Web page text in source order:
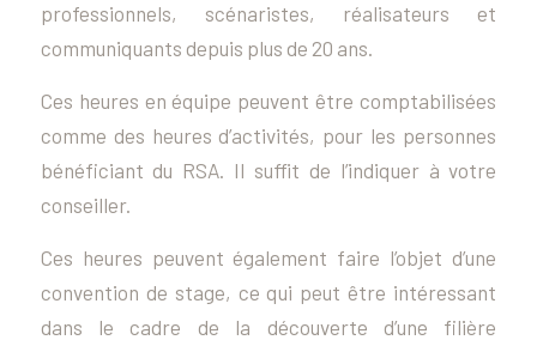
professionnels, scénaristes, réalisateurs et
communiquants depuis plus de 20 ans.
Ces heures en équipe peuvent être comptabilisées
comme des heures d’activités, pour les personnes
bénéficiant du RSA. Il suffit de l’indiquer à votre
conseiller.
Ces heures peuvent également faire l’objet d’une
convention de stage, ce qui peut être intéressant
dans le cadre de la découverte d’une filière